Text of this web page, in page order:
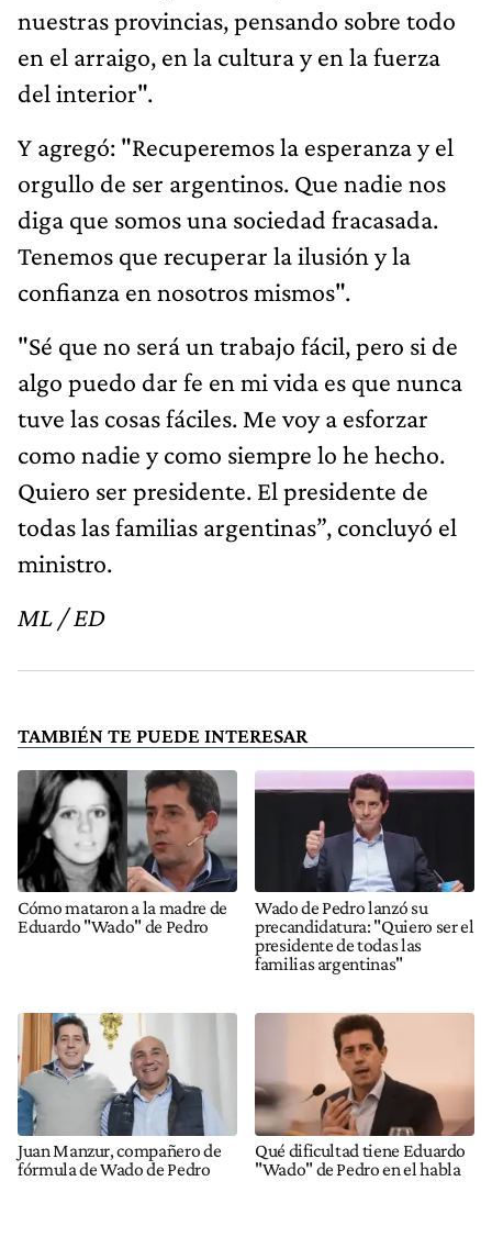
nuestras provincias, pensando sobre todo
en el arraigo, en la cultura y en la fuerza
del interior".
Y agregó: "Recuperemos la esperanza y el
orgullo de ser argentinos. Que nadie nos
diga que somos una sociedad fracasada.
Tenemos que recuperar la ilusión y la
confianza en nosotros mismos".
"Sé que no será un trabajo fácil, pero si de
algo puedo dar fe en mi vida es que nunca
tuve las cosas fáciles. Me voy a esforzar
como nadie y como siempre lo he hecho.
Quiero ser presidente. El presidente de
todas las familias argentinas”, concluyó el
ministro.
ML / ED
TAMBIÉN TE PUEDE INTERESAR
Cómo mataron a la madre de
Eduardo "Wado" de Pedro
Wado de Pedro lanzó su
precandidatura: "Quiero ser el
presidente de todas las
familias argentinas"
Juan Manzur, compañero de
fórmula de Wado de Pedro
Qué dificultad tiene Eduardo
"Wado" de Pedro en el habla